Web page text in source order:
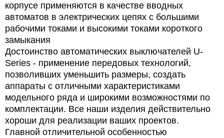
корпусе применяются в качестве вводных
автоматов в электрических цепях с большими
рабочими токами и высокими токами короткого
замыкания
Достоинство автоматических выключателей U-
Series - применение передовых технологий,
позволивших уменьшить размеры, создать
аппараты с отличными характеристиками
модельного ряда и широкими возможностями по
комплектации. Все наши изделия действительно
хороши для реализации ваших проектов.
Главной отличительной особенностью